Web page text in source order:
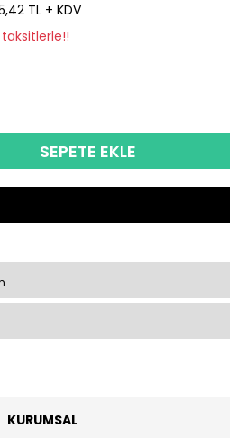
TL + KDV
SEPETE EKLE
KURUMSAL